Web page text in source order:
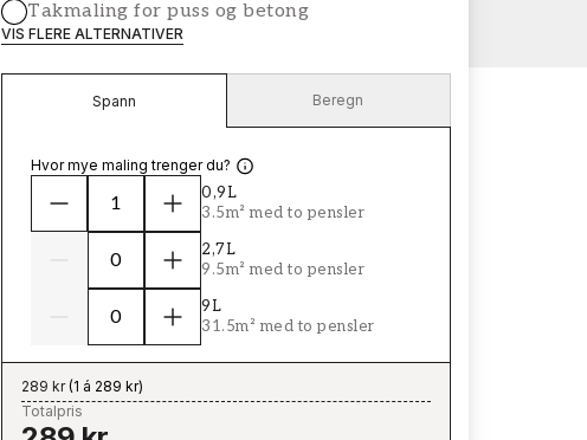
Takmaling for puss og betong
VIS FLERE ALTERNATIVER
Spann Beregn
Hvor mye maling trenger du?
0,9L
3.5m² med to pensler
2,7L
9.5m² med to pensler
9L
31.5m² med to pensler
289 kr(1 á 289 kr)
Totalpris